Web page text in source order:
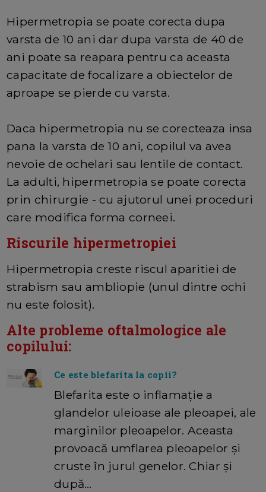
Hipermetropia se poate corecta dupa
varsta de 10 ani dar dupa varsta de 40 de
ani poate sa reapara pentru ca aceasta
capacitate de focalizare a obiectelor de
aproape se pierde cu varsta.
Daca hipermetropia nu se corecteaza insa
pana la varsta de 10 ani, copilul va avea
nevoie de ochelari sau lentile de contact.
La adulti, hipermetropia se poate corecta
prin chirurgie - cu ajutorul unei proceduri
care modifica forma corneei.
Riscurile hipermetropiei
Hipermetropia creste riscul aparitiei de
strabism sau ambliopie (unul dintre ochi
nu este folosit).
Alte probleme oftalmologice ale
copilului:
Ce este blefarita la copii?
Blefarita este o inflamație a
glandelor uleioase ale pleoapei, ale
marginilor pleoapelor. Aceasta
provoacă umflarea pleoapelor și
cruste în jurul genelor. Chiar și
după…